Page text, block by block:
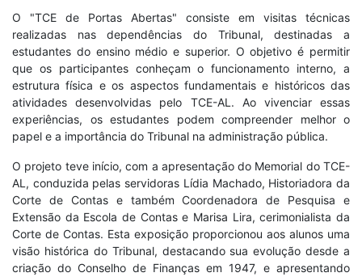
O "TCE de Portas Abertas" consiste em visitas técnicas
realizadas nas dependências do Tribunal, destinadas a
estudantes do ensino médio e superior. O objetivo é permitir
que os participantes conheçam o funcionamento interno, a
estrutura física e os aspectos fundamentais e históricos das
atividades desenvolvidas pelo TCE-AL. Ao vivenciar essas
experiências, os estudantes podem compreender melhor o
papel e a importância do Tribunal na administração pública.
O projeto teve início, com a apresentação do Memorial do TCE-
AL, conduzida pelas servidoras Lídia Machado, Historiadora da
Corte de Contas e também Coordenadora de Pesquisa e
Extensão da Escola de Contas e Marisa Lira, cerimonialista da
Corte de Contas. Esta exposição proporcionou aos alunos uma
visão histórica do Tribunal, destacando sua evolução desde a
criação do Conselho de Finanças em 1947, e apresentando